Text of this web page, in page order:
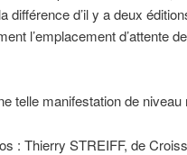
différence d’il y a deux
l’emplacement d’attente
telle manifestation de niveau
: Thierry STREIFF, de